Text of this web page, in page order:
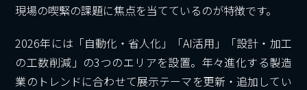
現場の喫緊の課題に焦点を当てているのが特徴です。
2026年には「自動化・省人化」「AI活用」「設計・加工
の工数削減」の3つのエリアを設置。年々進化する製造
業のトレンドに合わせて展示テーマを更新・追加してい